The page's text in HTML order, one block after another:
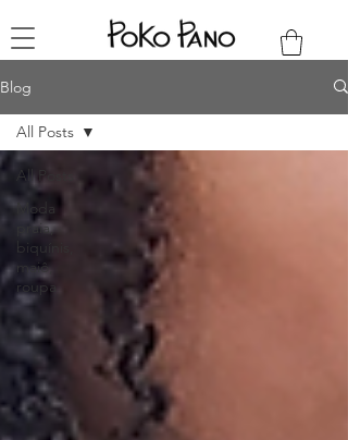
Blog
All Posts
Moda
praia,
biquínis,
maiô,
roupa
All Posts